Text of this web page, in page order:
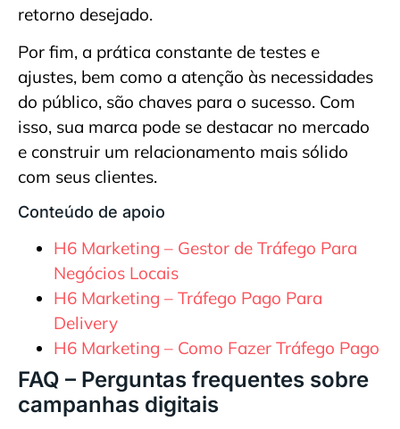
retorno desejado.
Por fim, a prática constante de testes e
ajustes, bem como a atenção às necessidades
do público, são chaves para o sucesso. Com
isso, sua marca pode se destacar no mercado
e construir um relacionamento mais sólido
com seus clientes.
Conteúdo de apoio
H6 Marketing – Gestor de Tráfego Para
Negócios Locais
H6 Marketing – Tráfego Pago Para
Delivery
H6 Marketing – Como Fazer Tráfego Pago
FAQ – Perguntas frequentes sobre
campanhas digitais